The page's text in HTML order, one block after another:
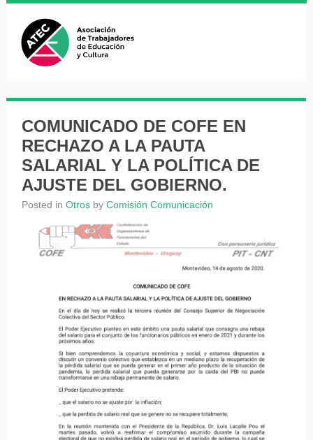
COMUNICADO DE COFE EN
RECHAZO A LA PAUTA
SALARIAL Y LA POLÍTICA DE
AJUSTE DEL GOBIERNO.
Posted in Otrosby Comisión Comunicación